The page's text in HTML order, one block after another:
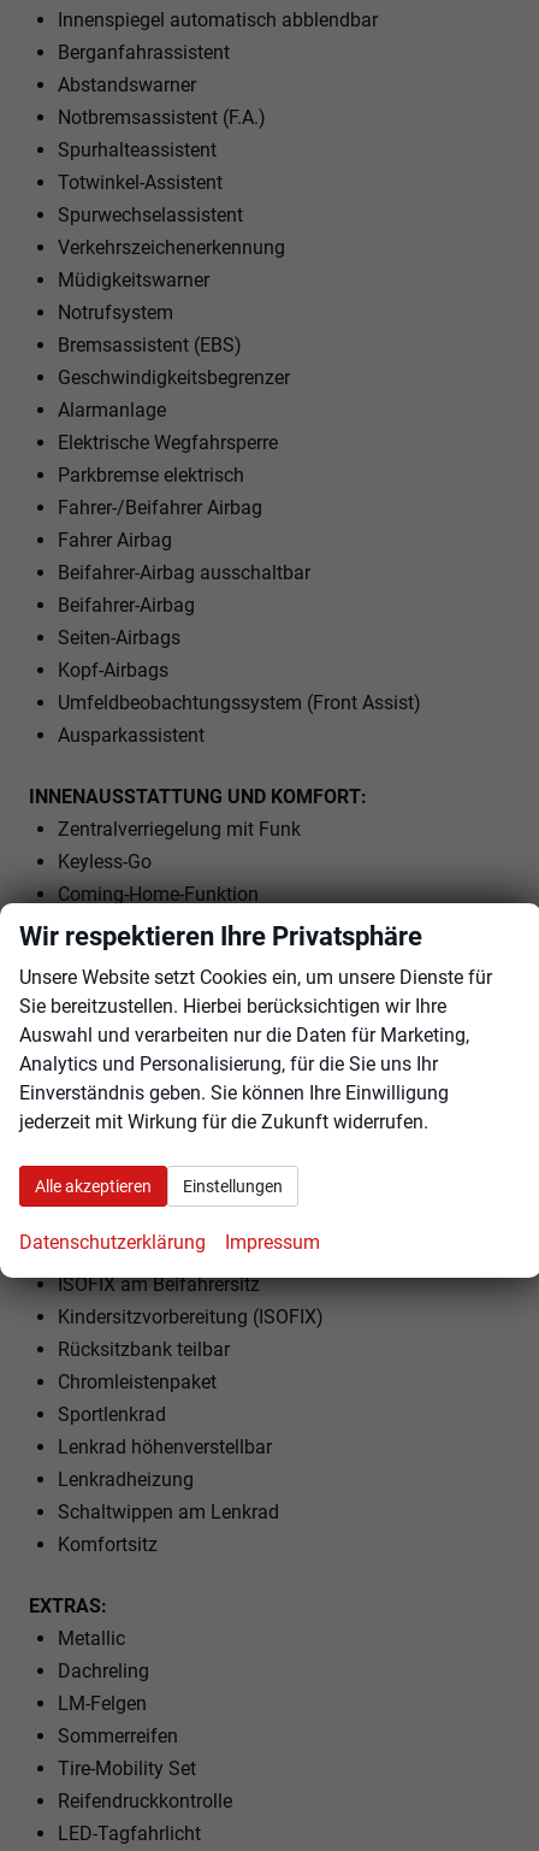
Innenspiegel automatisch abblendbar
Berganfahrassistent
Abstandswarner
Notbremsassistent (F.A.)
Spurhalteassistent
Totwinkel-Assistent
Spurwechselassistent
Verkehrszeichenerkennung
Müdigkeitswarner
Notrufsystem
Bremsassistent (EBS)
Geschwindigkeitsbegrenzer
Alarmanlage
Elektrische Wegfahrsperre
Parkbremse elektrisch
Fahrer-/Beifahrer Airbag
Fahrer Airbag
Beifahrer-Airbag ausschaltbar
Beifahrer-Airbag
Seiten-Airbags
Kopf-Airbags
Umfeldbeobachtungssystem (Front Assist)
Ausparkassistent
INNENAUSSTATTUNG UND KOMFORT:
Zentralverriegelung mit Funk
Keyless-Go
Coming-Home-Funktion
Leaving-Home-Funktion
Außenspiegel beheizbar
Außenspiegel elektrisch anklappbar
Elektrische Fensterheber vorne und hinten
Ambiente-Beleuchtung
Polsterstoff
Vordersitze höhenverstellbar
Mittelarmlehne
ISOFIX am Beifahrersitz
Kindersitzvorbereitung (ISOFIX)
Rücksitzbank teilbar
Chromleistenpaket
Sportlenkrad
Lenkrad höhenverstellbar
Lenkradheizung
Schaltwippen am Lenkrad
Komfortsitz
EXTRAS:
Metallic
Dachreling
LM-Felgen
Sommerreifen
Tire-Mobility Set
Reifendruckkontrolle
LED-Tagfahrlicht
Wir respektieren Ihre Privatsphäre
Unsere Website setzt Cookies ein, um unsere Dienste für
Sie bereitzustellen. Hierbei berücksichtigen wir Ihre
Auswahl und verarbeiten nur die Daten für Marketing,
Analytics und Personalisierung, für die Sie uns Ihr
Einverständnis geben. Sie können Ihre Einwilligung
jederzeit mit Wirkung für die Zukunft widerrufen.
Alle akzeptieren Einstellungen
Datenschutzerklärung Impressum